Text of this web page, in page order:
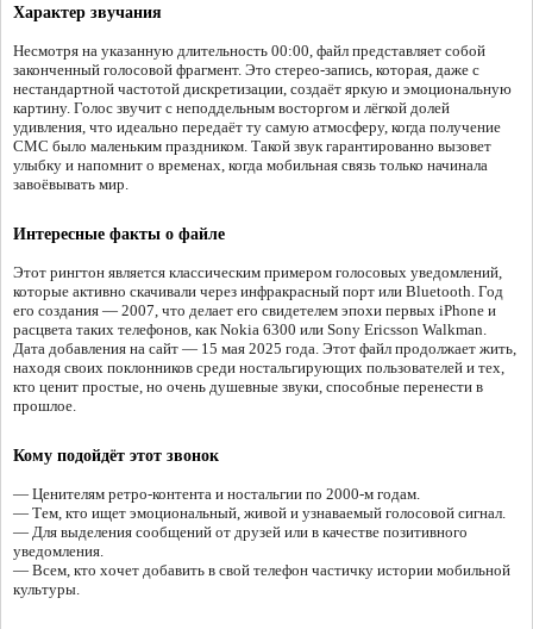
Характер звучания
Несмотря на указанную длительность 00:00, файл представляет собой
законченный голосовой фрагмент. Это стерео-запись, которая, даже с
нестандартной частотой дискретизации, создаёт яркую и эмоциональную
картину. Голос звучит с неподдельным восторгом и лёгкой долей
удивления, что идеально передаёт ту самую атмосферу, когда получение
СМС было маленьким праздником. Такой звук гарантированно вызовет
улыбку и напомнит о временах, когда мобильная связь только начинала
завоёвывать мир.
Интересные факты о файле
Этот рингтон является классическим примером голосовых уведомлений,
которые активно скачивали через инфракрасный порт или Bluetooth. Год
его создания — 2007, что делает его свидетелем эпохи первых iPhone и
расцвета таких телефонов, как Nokia 6300 или Sony Ericsson Walkman.
Дата добавления на сайт — 15 мая 2025 года. Этот файл продолжает жить,
находя своих поклонников среди ностальгирующих пользователей и тех,
кто ценит простые, но очень душевные звуки, способные перенести в
прошлое.
Кому подойдёт этот звонок
— Ценителям ретро-контента и ностальгии по 2000-м годам.
— Тем, кто ищет эмоциональный, живой и узнаваемый голосовой сигнал.
— Для выделения сообщений от друзей или в качестве позитивного
уведомления.
— Всем, кто хочет добавить в свой телефон частичку истории мобильной
культуры.